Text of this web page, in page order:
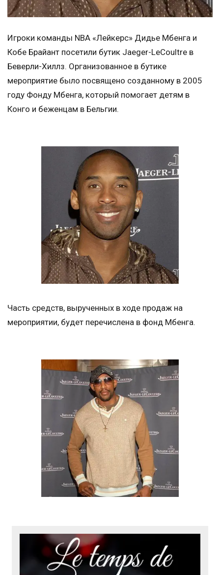
Игроки команды NBA «Лейкерс» Дидье Мбенга и
Кобе Брайант посетили бутик Jaeger-LeCoultre в
Беверли-Хиллз. Организованное в бутике
мероприятие было посвящено созданному в 2005
году Фонду Мбенга, который помогает детям в
Конго и беженцам в Бельгии.
Часть средств, вырученных в ходе продаж на
мероприятии, будет перечислена в фонд Мбенга.